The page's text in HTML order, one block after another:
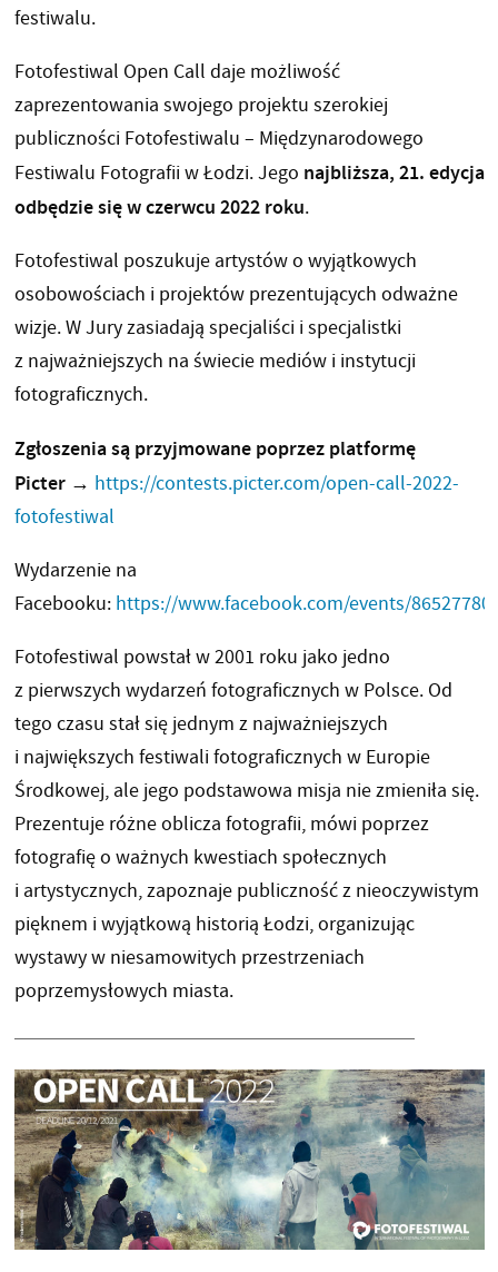
festiwalu.
Fotofestiwal Open Call daje możliwość
zaprezentowania swojego projektu szerokiej
publiczności Fotofestiwalu – Międzynarodowego
Festiwalu Fotografii w Łodzi. Jego najbliższa, 21. edycja
odbędzie się w czerwcu 2022 roku.
Fotofestiwal poszukuje artystów o wyjątkowych
osobowościach i projektów prezentujących odważne
wizje. W Jury zasiadają specjaliści i specjalistki
z najważniejszych na świecie mediów i instytucji
fotograficznych.
Zgłoszenia są przyjmowane poprzez platformę
Picter→ https://contests.picter.com/open-call-2022-
fotofestiwal
Wydarzenie na
Facebooku: https://www.facebook.com/events/
Fotofestiwal powstał w 2001 roku jako jedno
z pierwszych wydarzeń fotograficznych w Polsce. Od
tego czasu stał się jednym z najważniejszych
i największych festiwali fotograficznych w Europie
Środkowej, ale jego podstawowa misja nie zmieniła się.
Prezentuje różne oblicza fotografii, mówi poprzez
fotografię o ważnych kwestiach społecznych
i artystycznych, zapoznaje publiczność z nieoczywistym
pięknem i wyjątkową historią Łodzi, organizując
wystawy w niesamowitych przestrzeniach
poprzemysłowych miasta.